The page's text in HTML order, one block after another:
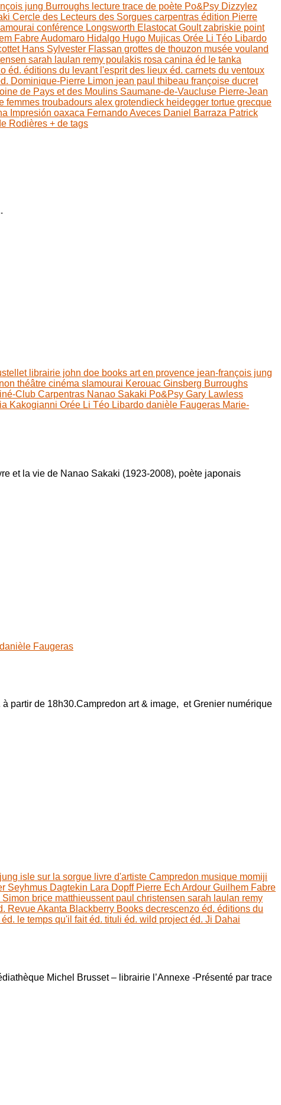
jung Burroughs lecture trace de poète Po&Psy Dizzylez
Cercle des Lecteurs des Sorgues carpentras édition Pierre
conférence Longsworth ElastocatGoultzabriskie point
FabreAudomaro Hidalgo Hugo Mujicas Orée Li Téo Libardo
Hans Sylvester Flassan grottes de thouzon musée vouland
sarah laulan remy poulakis rosa canina éd le tanka
éd. éditions du levant l'esprit des lieux éd. carnets du ventoux
Dominique-Pierre Limon jean paul thibeau françoise ducret
de Pays et des Moulins Saumane-de-Vaucluse Pierre-Jean
femmes troubadours alex grotendieck heidegger tortue grecque
Impresión oaxaca Fernando Aveces Daniel Barraza Patrick
Rodières + de tags
librairie john doe books art en provence jean-françois jung
théâtre cinéma slamourai Kerouac Ginsberg Burroughs
Club Carpentras Nanao Sakaki Po&Psy Gary Lawless
Kakogianni Orée Li Téo Libardo danièle Faugeras Marie-
et la vie de Nanao Sakaki (1923-2008), poète japonais
danièle Faugeras
partir de 18h30.Campredon art & image, et Grenier numérique
isle sur la sorgue livre d'artiste Campredon musique momiji
Seyhmus Dagtekin Lara Dopff Pierre Ech Ardour Guilhem Fabre
Simon brice matthieussent paul christensen sarah laulan remy
Revue Akanta Blackberry Books decrescenzo éd. éditions du
le temps qu'il fait éd. tituli éd. wild project éd. Ji Dahai
Michel Brusset – librairie l’Annexe -Présenté par trace